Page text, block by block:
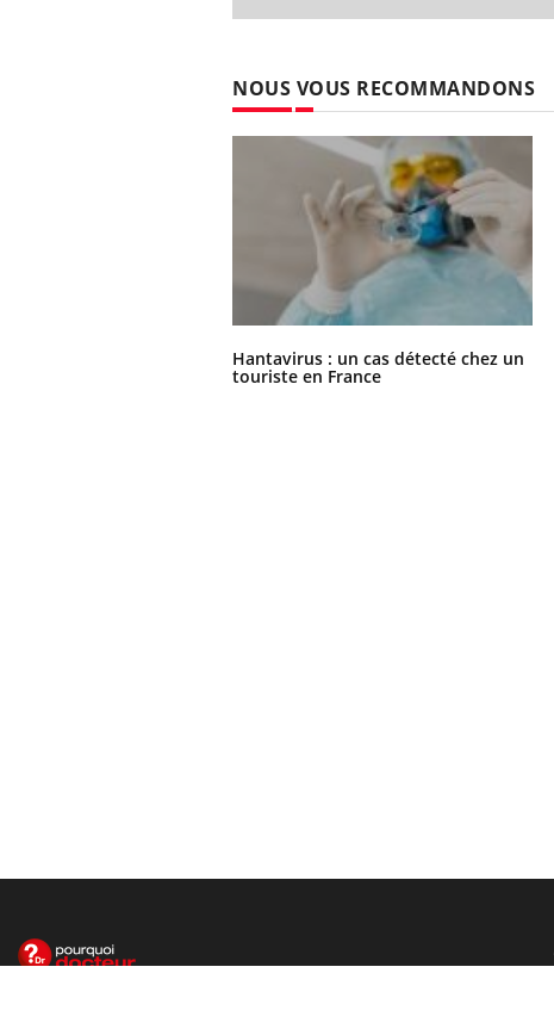
NOUS VOUS RECOMMANDONS
Hantavirus : un cas détecté chez un
touriste en France